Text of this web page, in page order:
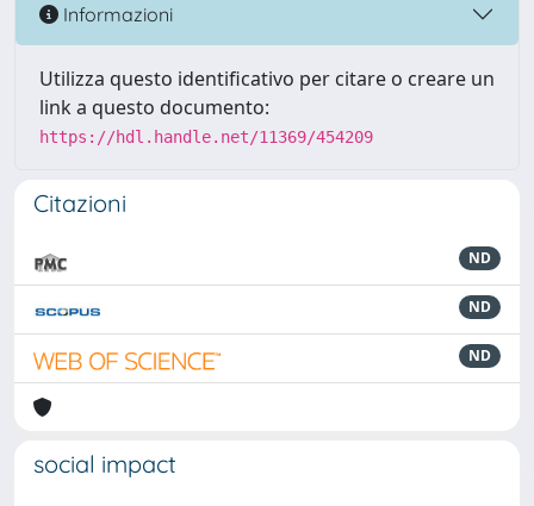
Informazioni
Utilizza questo identificativo per citare o creare un
link a questo documento:
https://hdl.handle.net/11369/454209
Citazioni
ND
ND
ND
social impact